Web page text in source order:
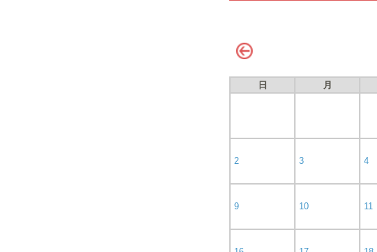
日 月
2 3 4
9 10 11